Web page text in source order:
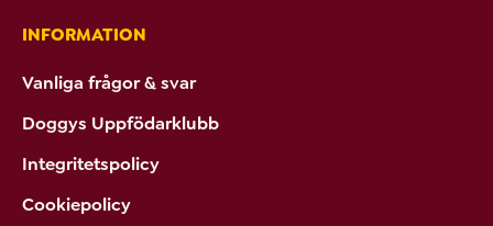
INFORMATION
Vanliga frågor & svar
Doggys Uppfödarklubb
Integritetspolicy
Cookiepolicy